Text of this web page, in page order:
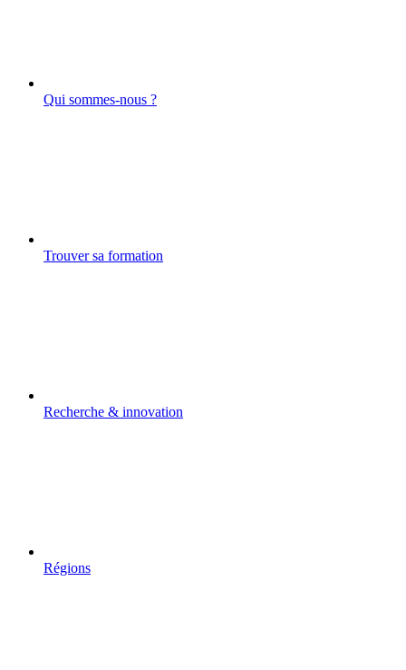
Qui sommes-nous ?
Trouver sa formation
Recherche & innovation
Régions